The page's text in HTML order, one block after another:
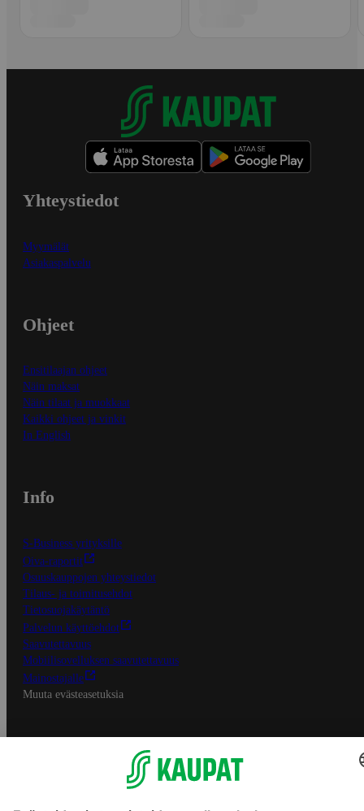
Yhteystiedot
Myymälät
Asiakaspalvelu
Ohjeet
Ensitilaajan ohjeet
Näin maksat
Näin tilaat ja muokkaat
Kaikki ohjeet ja vinkit
In English
Info
S-Business yrityksille
Oiva-raportit
Osuuskauppojen yhteystiedot
Tilaus- ja toimitusehdot
Tietosuojakäytäntö
Palvelun käyttöehdot
Saavutettavuus
Mobiilisovelluksen saavutettavuus
Mainostajalle
Muuta evästeasetuksia
S-ryhmän palvelut